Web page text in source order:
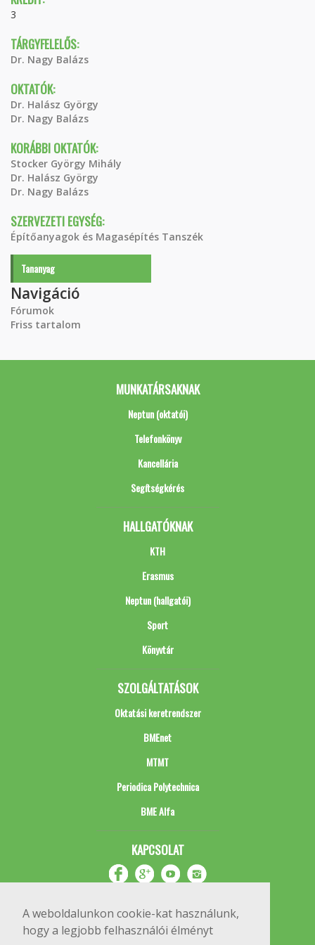
A weboldalunkon cookie-kat használunk,
hogy a legjobb felhasználói élményt
3
TÁRGYFELELŐS:
Dr. Nagy Balázs
OKTATÓK:
Dr. Halász György
Dr. Nagy Balázs
KORÁBBI OKTATÓK:
Stocker György Mihály
Dr. Halász György
Dr. Nagy Balázs
SZERVEZETI EGYSÉG:
Építőanyagok és Magasépítés Tanszék
Tananyag
Navigáció
Fórumok
Friss tartalom
MUNKATÁRSAKNAK
Neptun (oktatói)
Telefonkönyv
Kancellária
Segítségkérés
HALLGATÓKNAK
KTH
Erasmus
Neptun (hallgatói)
Sport
Könyvtár
SZOLGÁLTATÁSOK
Oktatási keretrendszer
BMEnet
MTMT
Periodica Polytechnica
BME Alfa
KAPCSOLAT